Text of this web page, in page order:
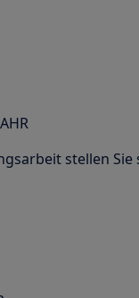
stellen Sie